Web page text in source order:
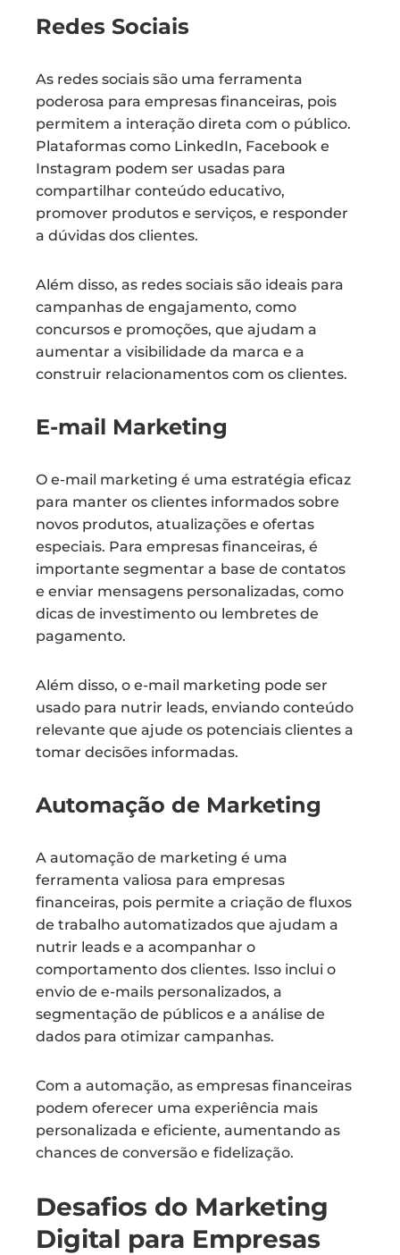
Redes Sociais
As redes sociais são uma ferramenta
poderosa para empresas financeiras, pois
permitem a interação direta com o público.
Plataformas como LinkedIn, Facebook e
Instagram podem ser usadas para
compartilhar conteúdo educativo,
promover produtos e serviços, e responder
a dúvidas dos clientes.
Além disso, as redes sociais são ideais para
campanhas de engajamento, como
concursos e promoções, que ajudam a
aumentar a visibilidade da marca e a
construir relacionamentos com os clientes.
E-mail Marketing
O e-mail marketing é uma estratégia eficaz
para manter os clientes informados sobre
novos produtos, atualizações e ofertas
especiais. Para empresas financeiras, é
importante segmentar a base de contatos
e enviar mensagens personalizadas, como
dicas de investimento ou lembretes de
pagamento.
Além disso, o e-mail marketing pode ser
usado para nutrir leads, enviando conteúdo
relevante que ajude os potenciais clientes a
tomar decisões informadas.
Automação de Marketing
A automação de marketing é uma
ferramenta valiosa para empresas
financeiras, pois permite a criação de fluxos
de trabalho automatizados que ajudam a
nutrir leads e a acompanhar o
comportamento dos clientes. Isso inclui o
envio de e-mails personalizados, a
segmentação de públicos e a análise de
dados para otimizar campanhas.
Com a automação, as empresas financeiras
podem oferecer uma experiência mais
personalizada e eficiente, aumentando as
chances de conversão e fidelização.
Desafios do Marketing
Digital para Empresas